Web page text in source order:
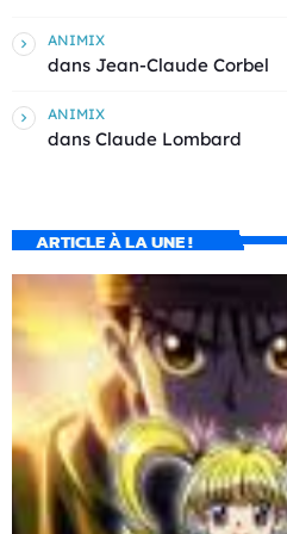
ANIMIX
dans Jean-Claude Corbel
ANIMIX
dans Claude Lombard
ARTICLE À LA UNE !